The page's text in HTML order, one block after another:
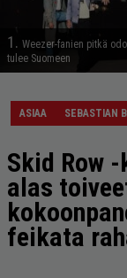
1. Weezer-fanien pitkä
tulee Suomeen
ASIAA SEBASTIAN
Skid Row
alas
feikata